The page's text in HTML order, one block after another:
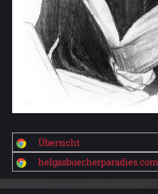
Übersicht
helgasbuecherparadies.com